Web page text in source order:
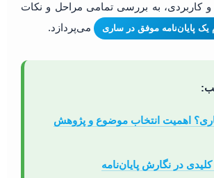
و کاربردی، به بررسی تمامی مراحل و نکات
یک پایان‌نامه موفق در ساری می‌پردازد.
اهمیت انتخاب موضوع و پژوهش